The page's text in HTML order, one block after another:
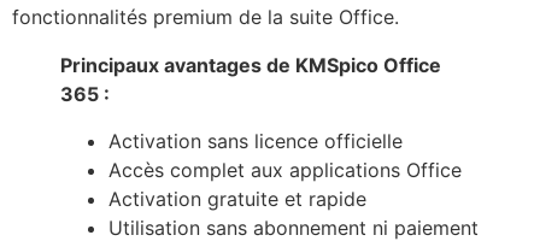
fonctionnalités premium de la suite Office.
Principaux avantages de KMSpico Office
365 :
Activation sans licence officielle
Accès complet aux applications Office
Activation gratuite et rapide
Utilisation sans abonnement ni paiement